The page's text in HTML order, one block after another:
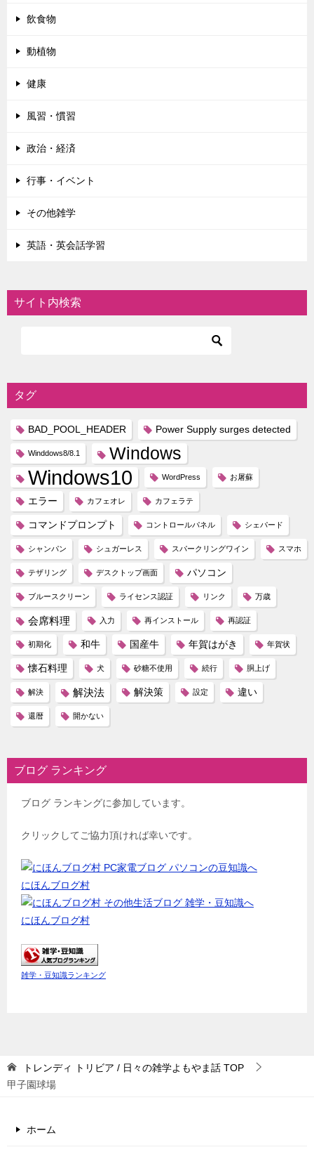
飲食物
動植物
健康
風習・慣習
政治・経済
行事・イベント
その他雑学
英語・英会話学習
サイト内検索
タグ
BAD_POOL_HEADER Power Supply surges detected
Winddows8/8.1 Windows
Windows10 WordPress お屠蘇
エラー カフェオレ カフェラテ
コマンドプロンプト コントロールパネル シェパード
シャンパン シュガーレス スパークリングワイン スマホ
テザリング デスクトップ画面 パソコン
ブルースクリーン ライセンス認証 リンク 万歳
会席料理 入力 再インストール 再認証
初期化 和牛 国産牛 年賀はがき 年賀状
懐石料理 犬 砂糖不使用 続行 胴上げ
解決 解決法 解決策 設定 違い
還暦 開かない
ブログ ランキング
ブログ ランキングに参加しています。
クリックしてご協力頂ければ幸いです。
にほんブログ村
にほんブログ村
雑学・豆知識ランキング
トレンディ トリビア / 日々の雑学よもやま話 TOP
甲子園球場
ホーム